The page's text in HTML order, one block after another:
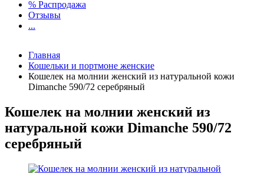
% Распродажа
Отзывы
...
Главная
Кошельки и портмоне женские
Кошелек на молнии женский из натуральной кожи
Dimanche 590/72 серебряный
Кошелек на молнии женский из
натуральной кожи Dimanche 590/72
серебряный